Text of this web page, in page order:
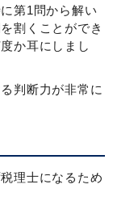
第1問から解い
割くことができ
か耳にしまし
判断力が非常に
理士になるため